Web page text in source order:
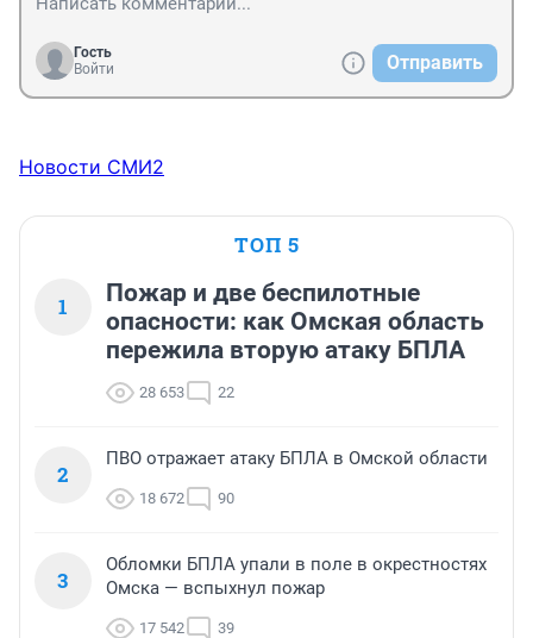
Гость
Войти
Отправить
Новости СМИ2
ТОП 5
1
Пожар и две беспилотные
опасности: как Омская область
пережила вторую атаку БПЛА
28 653 22
2
ПВО отражает атаку БПЛА в Омской области
18 672 90
3
Обломки БПЛА упали в поле в окрестностях
Омска — вспыхнул пожар
17 542 39